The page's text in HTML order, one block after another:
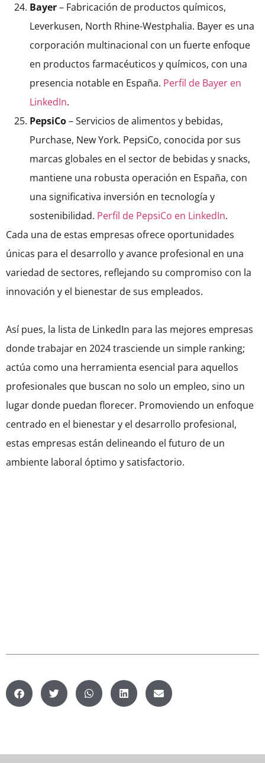
Bayer– Fabricación de productos químicos,
Leverkusen, North Rhine-Westphalia. Bayer es una
corporación multinacional con un fuerte enfoque
en productos farmacéuticos y químicos, con una
presencia notable en España. Perfil de Bayer en
LinkedIn.
PepsiCo– Servicios de alimentos y bebidas,
Purchase, New York. PepsiCo, conocida por sus
marcas globales en el sector de bebidas y snacks,
mantiene una robusta operación en España, con
una significativa inversión en tecnología y
sostenibilidad. Perfil de PepsiCo en LinkedIn.
Cada una de estas empresas ofrece oportunidades
únicas para el desarrollo y avance profesional en una
variedad de sectores, reflejando su compromiso con la
innovación y el bienestar de sus empleados.
Así pues, la lista de LinkedIn para las mejores empresas
donde trabajar en 2024 trasciende un simple ranking;
actúa como una herramienta esencial para aquellos
profesionales que buscan no solo un empleo, sino un
lugar donde puedan florecer. Promoviendo un enfoque
centrado en el bienestar y el desarrollo profesional,
estas empresas están delineando el futuro de un
ambiente laboral óptimo y satisfactorio.